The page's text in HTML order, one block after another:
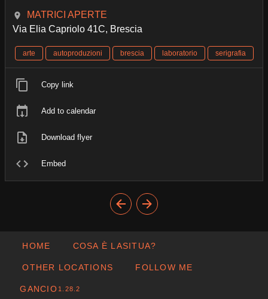
MATRICI APERTE
Via Elia Capriolo 41C, Brescia
arte autoproduzioni brescia laboratorio serigrafia
Copy link
Add to calendar
Download flyer
Embed
HOME COSA È LASITUA?
OTHER LOCATIONS FOLLOW ME
GANCIO 1.28.2